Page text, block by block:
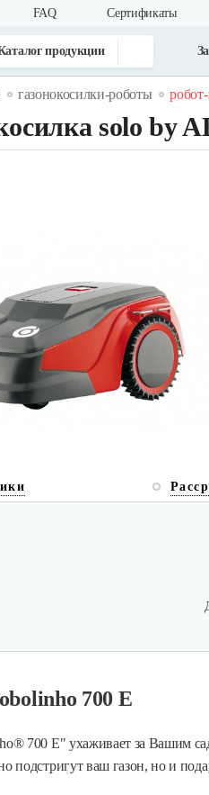
FAQ Cертификаты
продукции
газонокосилки-роботы
solo by
700 E
700 E" ухаживает за Вашим
подстригут ваш газон, но и